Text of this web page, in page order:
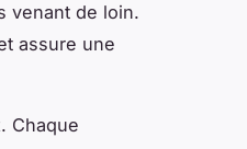
venant de loin.
assure une
Chaque